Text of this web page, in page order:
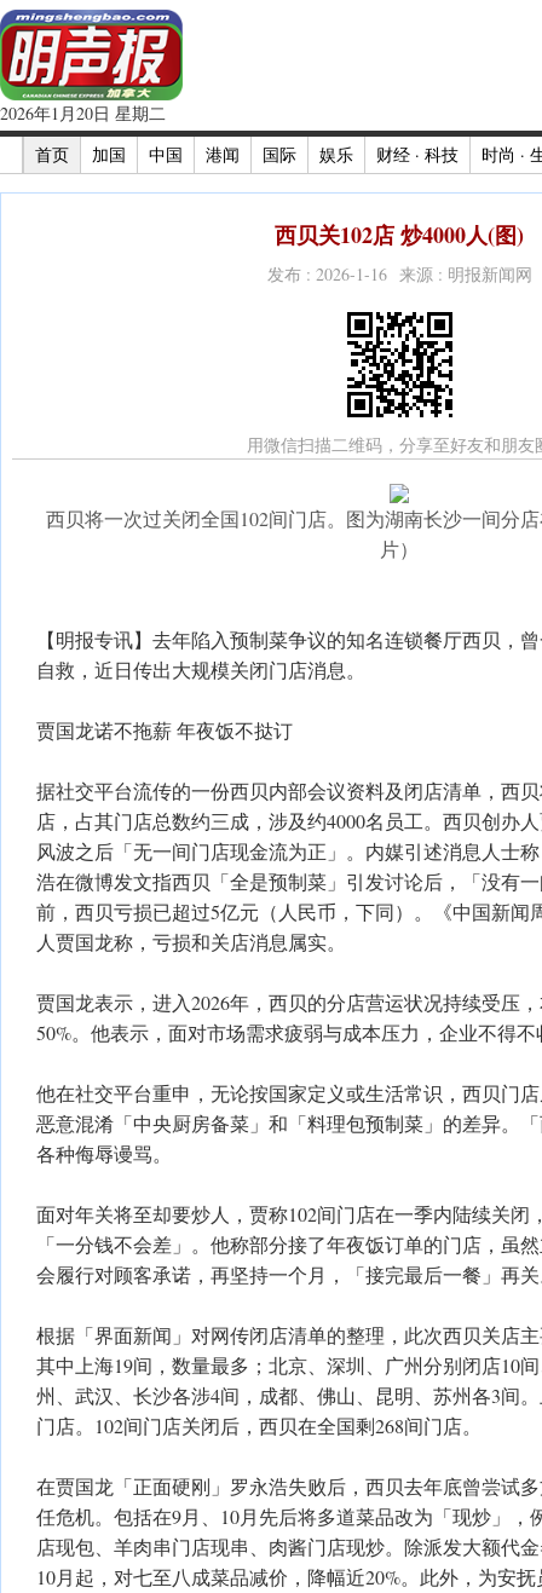
2026年1月20日 星期二
首页
加国 中国 港闻 国际 娱乐 财经 · 科技 时尚 ·
西贝关102店 炒4000人(图)
发布 : 2026-1-16 来源 : 明报新闻网
用微信扫描二维码，分享至好友和朋友
西贝将一次过关闭全国102间门店。图为湖南长沙一间分
片）
【明报专讯】去年陷入预制菜争议的知名连锁餐厅西贝，
自救，近日传出大规模关闭门店消息。
贾国龙诺不拖薪 年夜饭不挞订
据社交平台流传的一份西贝内部会议资料及闭店清单，西
店，占其门店总数约三成，涉及约4000名员工。西贝创办
风波之后「无一间门店现金流为正」。内媒引述消息人士
浩在微博发文指西贝「全是预制菜」引发讨论后，「没有
前，西贝亏损已超过5亿元（人民币，下同）。《中国新闻
人贾国龙称，亏损和关店消息属实。
贾国龙表示，进入2026年，西贝的分店营运状况持续受压
50%。他表示，面对市场需求疲弱与成本压力，企业不得
他在社交平台重申，无论按国家定义或生活常识，西贝门
恶意混淆「中央厨房备菜」和「料理包预制菜」的差异。
各种侮辱谩骂。
面对年关将至却要炒人，贾称102间门店在一季内陆续关闭
「一分钱不会差」。他称部分接了年夜饭订单的门店，虽
会履行对顾客承诺，再坚持一个月，「接完最后一餐」再
根据「界面新闻」对网传闭店清单的整理，此次西贝关店
其中上海19间，数量最多；北京、深圳、广州分别闭店10
州、武汉、长沙各涉4间，成都、佛山、昆明、苏州各3间
门店。102间门店关闭后，西贝在全国剩268间门店。
在贾国龙「正面硬刚」罗永浩失败后，西贝去年底曾尝试
任危机。包括在9月、10月先后将多道菜品改为「现炒」，
店现包、羊肉串门店现串、肉酱门店现炒。除派发大额代
10月起，对七至八成菜品减价，降幅近20%。此外，为安